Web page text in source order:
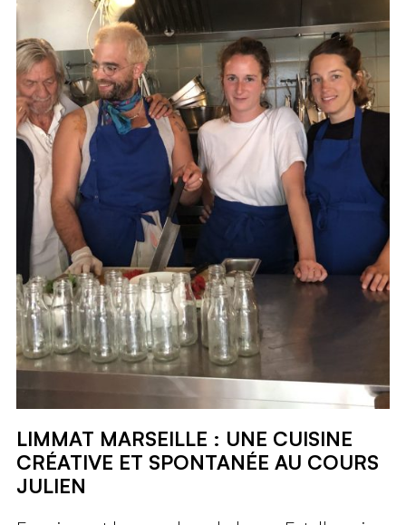
LIMMAT MARSEILLE : UNE CUISINE
CRÉATIVE ET SPONTANÉE AU COURS
JULIEN